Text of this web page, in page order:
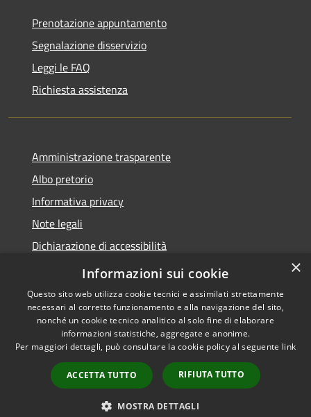
Prenotazione appuntamento
Segnalazione disservizio
Leggi le FAQ
Richiesta assistenza
Amministrazione trasparente
Albo pretorio
Informativa privacy
Note legali
Dichiarazione di accessibilità
Piano di miglioramento del sito
Accessibilità
Copyright © 2026 • Comune di
Castellarano • Powered by
Municipium•
Accesso
redazione
×
Informazioni sui cookie
Questo sito web utilizza cookie tecnici e assimilati strettamente
necessari al corretto funzionamento e alla navigazione del sito,
nonché un cookie tecnico analitico al solo fine di elaborare
informazioni statistiche, aggregate e anonime.
Per maggiori dettagli, può consultare la cookie policy al seguente link
ACCETTA TUTTO RIFIUTA TUTTO
MOSTRA DETTAGLI